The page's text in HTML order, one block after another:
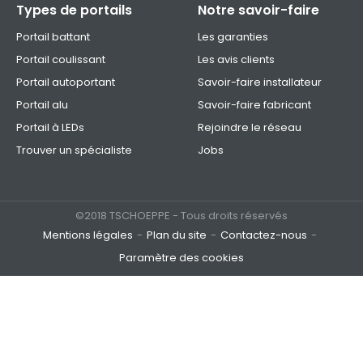
Types de portails
Portail battant
Portail coulissant
Portail autoportant
Portail alu
Portail à LEDs
Trouver un spécialiste
Notre savoir-faire
Les garanties
Les avis clients
Savoir-faire installateur
Savoir-faire fabricant
Rejoindre le réseau
Jobs
©2018 TSCHOEPPE - Tous droits réservés
Mentions légales
Plan du site
Contactez-nous
Paramètre des cookies